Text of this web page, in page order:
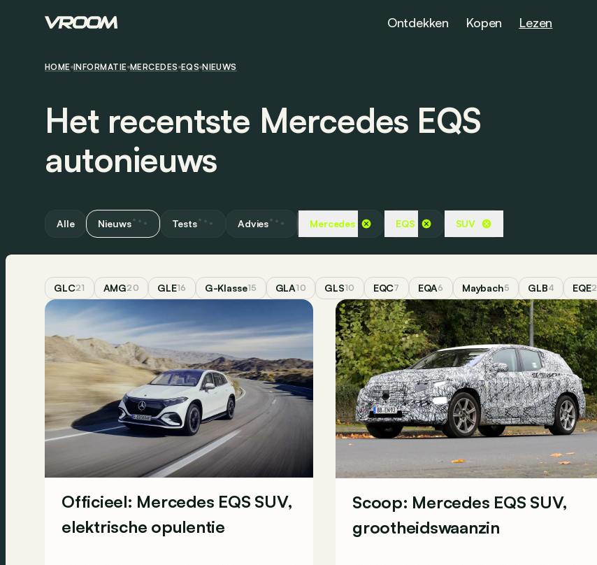
Ontdekken Kopen Lezen
HOME INFORMATIE MERCEDES EQS NIEUWS
Het recentste Mercedes EQS
autonieuws
Alle Nieuws Tests Advies Mercedes EQS SUV
GLC21 AMG20 GLE16 G-Klasse15 GLA10 GLS10 EQC7 EQA6 Maybach5 GLB4 EQE2
Officieel: Mercedes EQS SUV,
elektrische opulentie
Scoop: Mercedes EQS SUV,
grootheidswaanzin